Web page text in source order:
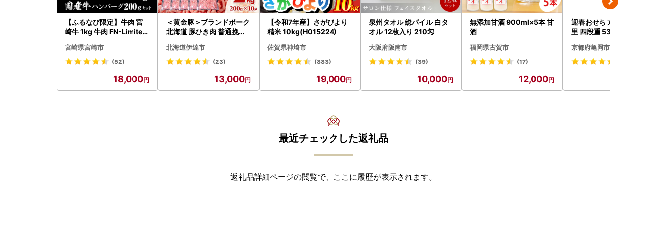
【ふるなび限定】牛肉 宮
崎牛 1kg 牛肉 FN-Limited
宮崎県宮崎市
(52)
18,000
＜黄金豚＞ブランドポーク
北海道 豚ひき肉 普通挽き
北海道伊達市
(23)
13,000
【令和7年産】さがびより
精米 10kg(H015224)
佐賀県神埼市
(883)
19,000
泉州タオル 総パイル 白タ
オル 12枚入り 210匁
大阪府阪南市
(39)
10,000
無添加甘酒 900ml×5本 甘
酒
福岡県古賀市
(17)
12,000
迎春おせち 京都三千院の
里 四段重 53品 おせち 冷蔵
京都府亀岡市
最近チェックした返礼品
返礼品詳細ページの閲覧で、ここに履歴が表示されます。